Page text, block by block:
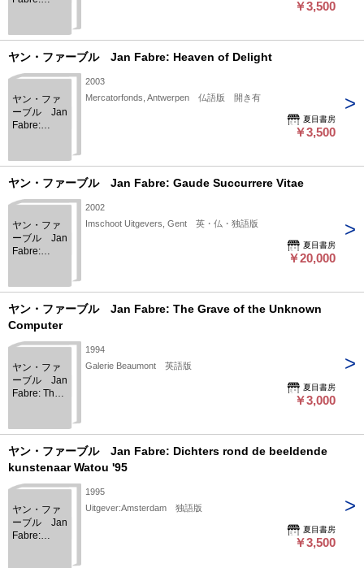
￥3,500
ヤン・ファーブル Jan Fabre: Heaven of Delight
ヤン・ファ
ーブル Jan
Fabre:
2003
Mercatorfonds, Antwerpen 仏語版 開き有
夏目書房
￥3,500
ヤン・ファーブル Jan Fabre: Gaude Succurrere Vitae
ヤン・ファ
ーブル Jan
Fabre:
Vitae
2002
Imschoot Uitgevers, Gent 英・仏・独語版
夏目書房
￥20,000
ヤン・ファーブル Jan Fabre: The Grave of the Unknown
Computer
ヤン・ファ
ーブル Jan
Fabre: The
Computer
1994
Galerie Beaumont 英語版
夏目書房
￥3,000
ヤン・ファーブル Jan Fabre: Dichters rond de beeldende
kunstenaar Watou '95
ヤン・ファ
ーブル Jan
Fabre:
1995
Uitgever:Amsterdam 独語版
夏目書房
￥3,500